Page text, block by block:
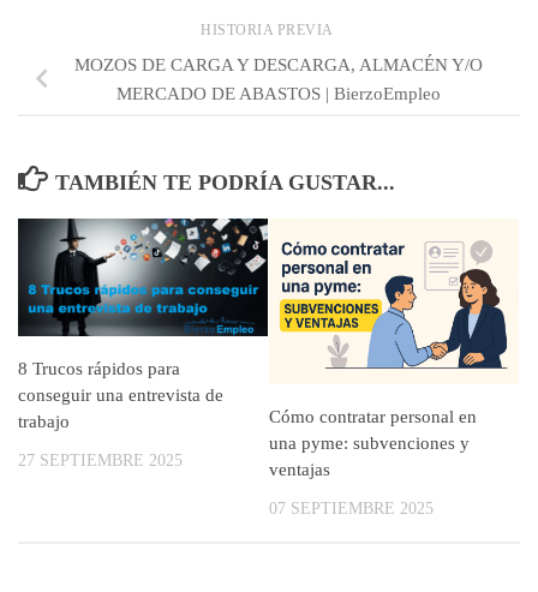
HISTORIA PREVIA
MOZOS DE CARGA Y DESCARGA, ALMACÉN Y/O
MERCADO DE ABASTOS | BierzoEmpleo
TAMBIÉN TE PODRÍA GUSTAR...
8 Trucos rápidos para
conseguir una entrevista de
trabajo
27 SEPTIEMBRE 2025
Cómo contratar personal en
una pyme: subvenciones y
ventajas
07 SEPTIEMBRE 2025